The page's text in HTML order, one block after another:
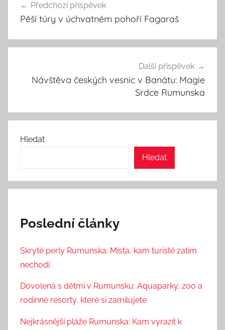
pro
Předchozí příspěvek
Pěší túry v úchvatném pohoří Fagaraš
Další příspěvek
Návštěva českých vesnic v Banátu: Magie
Srdce Rumunska
Hledat
Hledat
Poslední články
Skryté perly Rumunska: Místa, kam turisté zatím
nechodí
Dovolená s dětmi v Rumunsku: Aquaparky, zoo a
rodinné resorty, které si zamilujete
Nejkrásnější pláže Rumunska: Kam vyrazit k